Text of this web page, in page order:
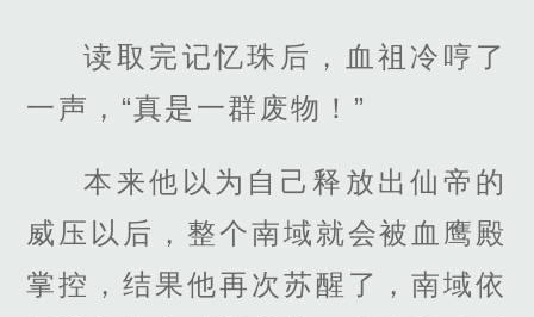
读取完记忆珠后，血祖冷哼了
一声，“真是一群废物！”
本来他以为自己释放出仙帝的
威压以后，整个南域就会被血鹰殿
掌控，结果他再次苏醒了，南域依